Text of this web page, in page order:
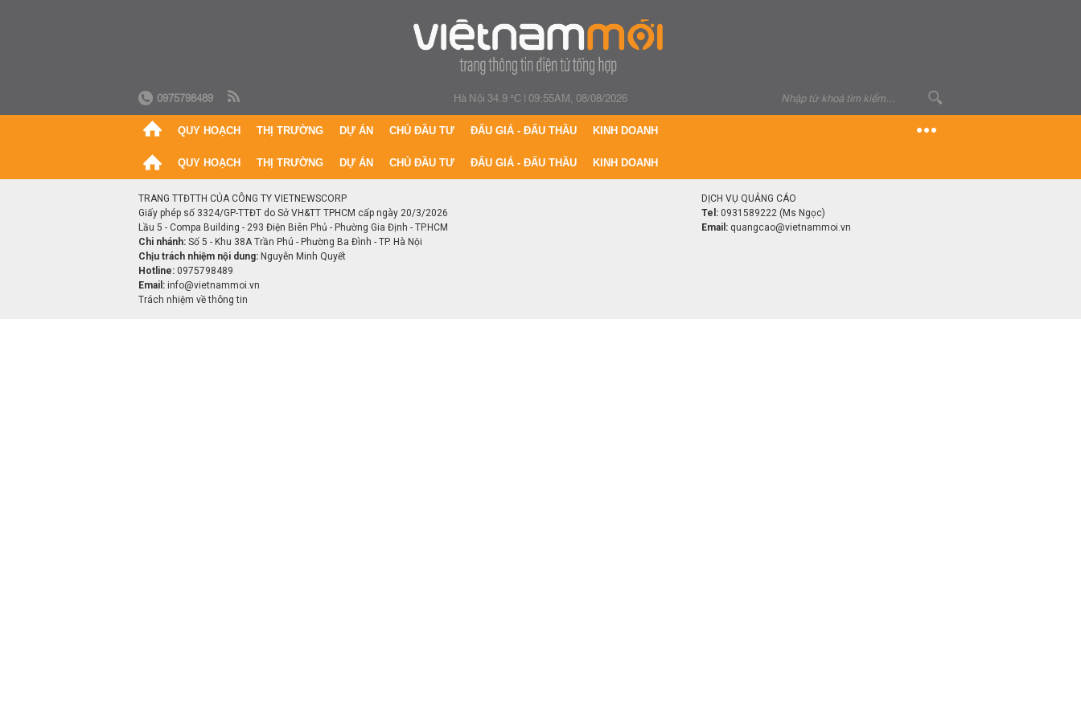
0975798489 Hà Nội 34.9 °C|09:55AM, 08/08/2026
QUY HOẠCH THỊ TRƯỜNG DỰ ÁN CHỦ ĐẦU TƯ ĐẤU GIÁ - ĐẤU THẦU KINH DOANH
QUY HOẠCH THỊ TRƯỜNG DỰ ÁN CHỦ ĐẦU TƯ ĐẤU GIÁ - ĐẤU THẦU KINH DOANH
TRANG TTĐTTH CỦA CÔNG TY VIETNEWSCORP
Giấy phép số 3324/GP-TTĐT do Sở VH&TT TPHCM cấp ngày 20/3/2026
Lầu 5 - Compa Building - 293 Điện Biên Phủ - Phường Gia Định - TP.HCM
Chi nhánh: Số 5 - Khu 38A Trần Phú - Phường Ba Đình - TP. Hà Nội
Chịu trách nhiệm nội dung: Nguyễn Minh Quyết
Hotline: 0975798489
Email: info@vietnammoi.vn
Trách nhiệm về thông tin
DỊCH VỤ QUẢNG CÁO
Tel: 0931589222 (Ms Ngọc)
Email: quangcao@vietnammoi.vn